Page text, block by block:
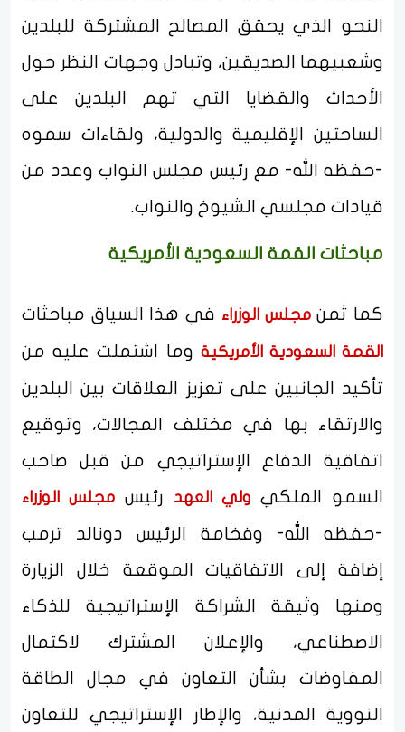
النحو الذي يحقق المصالح المشتركة للبلدين
وشعبيهما الصديقين، وتبادل وجهات النظر حول
الأحداث والقضايا التي تهم البلدين على
الساحتين الإقليمية والدولية، ولقاءات سموه
-حفظه الله- مع رئيس مجلس النواب وعدد من
قيادات مجلسي الشيوخ والنواب.
مباحثات القمة السعودية الأمريكية
كما ثمنمجلس الوزراء في هذا السياق مباحثات
القمة السعودية الأمريكية وما اشتملت عليه من
تأكيد الجانبين على تعزيز العلاقات بين البلدين
والارتقاء بها في مختلف المجالات، وتوقيع
اتفاقية الدفاع الإستراتيجي من قبل صاحب
السمو الملكي ولي العهد رئيس مجلس الوزراء
-حفظه الله- وفخامة الرئيس دونالد ترمب
إضافة إلى الاتفاقيات الموقعة خلال الزيارة
ومنها وثيقة الشراكة الإستراتيجية للذكاء
الاصطناعي، والإعلان المشترك لاكتمال
المفاوضات بشأن التعاون في مجال الطاقة
النووية المدنية، والإطار الإستراتيجي للتعاون